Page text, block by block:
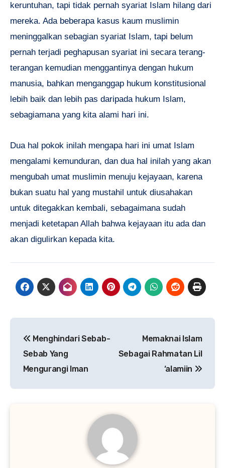
keruntuhan, tapi tidak pernah syariat Islam hilang dari
mereka. Ada beberapa kasus kaum muslimin
meninggalkan sebagian syariat Islam, tapi belum
pernah terjadi peghapusan syariat ini secara terang-
terangan kemudian menggantinya dengan hukum
manusia, bahkan menganggap hukum konstitusional
lebih baik dan lebih pas daripada hukum Islam,
sebagiamana yang kita alami hari ini.
Dua hal pokok inilah mengapa hari ini umat Islam
mengalami kemunduran, dan dua hal inilah yang akan
mengubah umat muslimin menuju kejayaan, karena
bukan suatu hal yang mustahil untuk diusahakan
untuk ditegakkan kembali, sebagaimana sudah
menjadi ketetapan Allah bahwa kejayaan itu ada dan
akan digulirkan kepada kita.
pos
Menghindari Sebab-
Sebab Yang
Mengurangi Iman
Memaknai Islam
Sebagai Rahmatan Lil
‘alamiin